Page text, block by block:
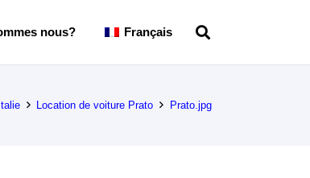
nous? Français
Location de voiture Prato Prato.jpg